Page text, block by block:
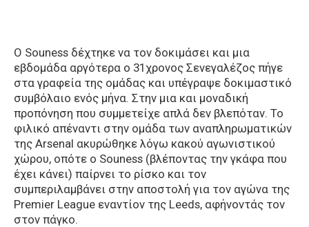
Ο Souness δέχτηκε να τον δοκιμάσει και μια
εβδομάδα αργότερα ο 31χρονος Σενεγαλέζος πήγε
στα γραφεία της ομάδας και υπέγραψε δοκιμαστικό
συμβόλαιο ενός μήνα. Στην μια και μοναδική
προπόνηση που συμμετείχε απλά δεν βλεπόταν. Το
φιλικό απέναντι στην ομάδα των αναπληρωματικών
της Arsenal ακυρώθηκε λόγω κακού αγωνιστικού
χώρου, οπότε ο Souness (βλέποντας την γκάφα που
έχει κάνει) παίρνει το ρίσκο και τον
συμπεριλαμβάνει στην αποστολή για τον αγώνα της
Premier League εναντίον της Leeds, αφήνοντάς τον
στον πάγκο.